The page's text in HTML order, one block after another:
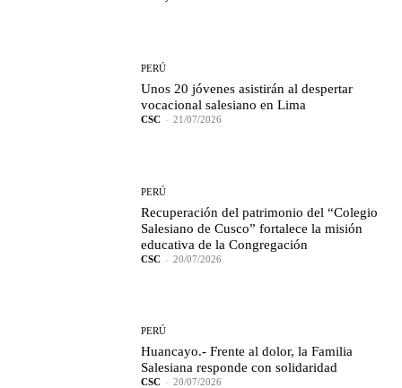
PERÚ
Unos 20 jóvenes asistirán al despertar
vocacional salesiano en Lima
CSC - 21/07/2026
PERÚ
Recuperación del patrimonio del “Colegio
Salesiano de Cusco” fortalece la misión
educativa de la Congregación
CSC - 20/07/2026
PERÚ
Huancayo.- Frente al dolor, la Familia
Salesiana responde con solidaridad
CSC - 20/07/2026